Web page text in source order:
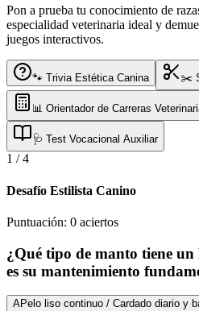
Pon a prueba tu conocimiento de
especialidad veterinaria ideal y
juegos interactivos.
🐾 Trivia Estética Canina ✂️
📊 Orientador de Carreras
🩺 Test Vocacional Auxiliar
1 /4
Desafío Estilista Canino
Puntuación: 0 aciertos
¿Qué tipo de manto tiene
es su mantenimiento
APelo liso continuo / Cardado diario y